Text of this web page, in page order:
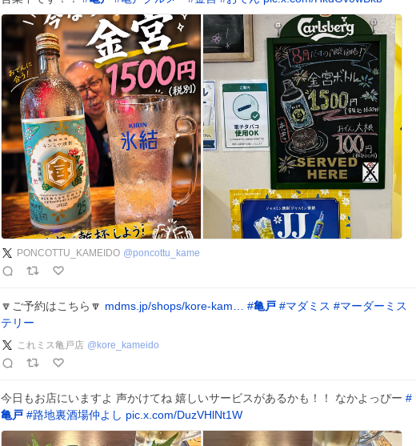
PONCOTTU_KAMEIDO @poncottu_kame
🔽ご予約はこちら🔽 mdms.jp/shops/kore-kam… #亀戸 #マダミス #マーダーミス
テリー
これミス亀戸店 @ kore_kameido
今日もお店にいますよ 声かけてね 嬉しいサービスがあるかも！！ なかよっぴー #
亀戸 #路地裏酒場仲よし pic.x.com/DuzVHlNt1W